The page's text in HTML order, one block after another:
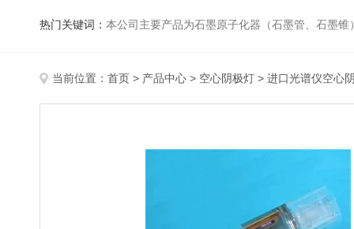
热门关键词： 本公司主要产品为石墨原子化器（石墨管、石墨锥）、元素空心阴极灯、氘灯、空心
当前位置： 首页 > 产品中心 > 空心阴极灯 > 进口光谱仪空心